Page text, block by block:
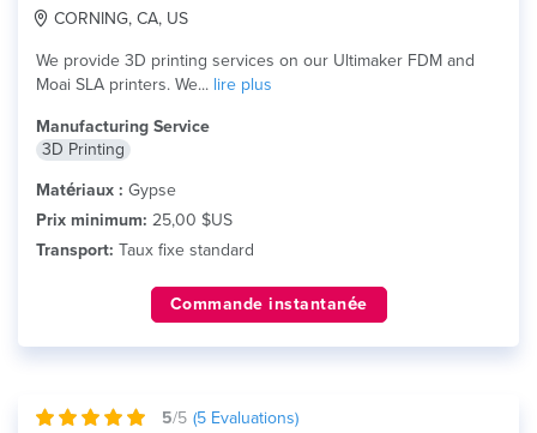
CORNING, CA, US
We provide 3D printing services on our Ultimaker FDM and
Moai SLA printers. We... lire plus
Manufacturing Service
3D Printing
Matériaux : Gypse
Prix minimum: 25,00 $US
Transport: Taux fixe standard
Commande instantanée
5/5 (5 Evaluations)